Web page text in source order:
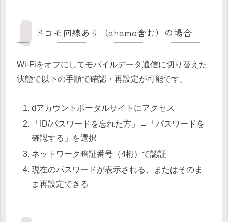
ドコモ回線あり（ahamo含む）の場合
Wi-Fiをオフにしてモバイルデータ通信に切り替えた
状態で以下の手順で確認・再設定が可能です。
dアカウントポータルサイトにアクセス
「ID/パスワードを忘れた方」→「パスワードを
確認する」を選択
ネットワーク暗証番号（4桁）で認証
現在のパスワードが表示される、またはそのま
ま再設定できる